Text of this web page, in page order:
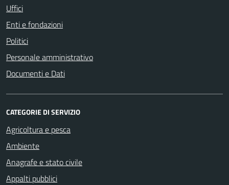
Uffici
Enti e fondazioni
Politici
Personale amministrativo
Documenti e Dati
CATEGORIE DI SERVIZIO
Agricoltura e pesca
Ambiente
Anagrafe e stato civile
Appalti pubblici